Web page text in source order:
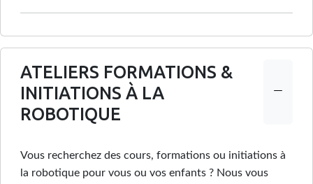
ATELIERS FORMATIONS &
INITIATIONS À LA
ROBOTIQUE
Vous recherchez des cours, formations ou initiations à
la robotique pour vous ou vos enfants ? Nous vous